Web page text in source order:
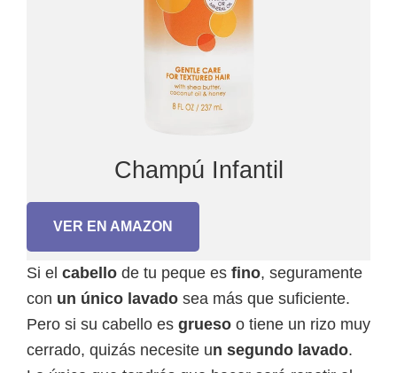
Champú Infantil
VER EN AMAZON
Si el cabello de tu peque es fino, seguramente
con un único lavado sea más que suficiente.
Pero si su cabello es grueso o tiene un rizo muy
cerrado, quizás necesite un segundo lavado.